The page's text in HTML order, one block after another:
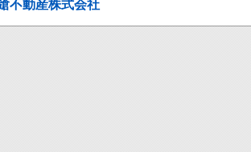
不動産株式会社